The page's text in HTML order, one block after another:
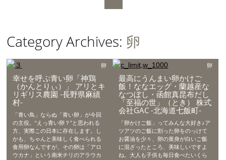
Main menu
Category Archives: 卵
卵
幸せを呼ぶ青い卵「神鶏
（かんとりぃ）」 アリとキ
リギリス農園 -長野県麻績
村-
「青い鳥」ならぬ「青い卵」が今回
の主役。“えっ青い卵？”と思われる
方、実際この日本に存在します。し
かも、ちゃんと美味しく食べられる
食用卵なんですが、その卵は「アロ
ウカナ」という南米チリのアラウカ
卵
最高にうんまい卵かけご
飯！ななエッグ・蘭越産な
なつぼし・函館真昆布だし
「至福の世」（とき） 株式
会社GAC -北海道七飯町-
「卵かけご飯」ってみんな大好き♪ア
ツアツのご飯に割った卵をのっけて
お醤油を少々、卵の黄身が白いご飯
に混ざったところ、美味しいですよ
ね。大人も子供も毎日食べたいくら